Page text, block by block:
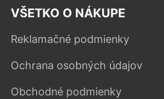
VŠETKO O NÁKUPE
Reklamačné podmienky
Ochrana osobných údajov
Obchodné podmienky